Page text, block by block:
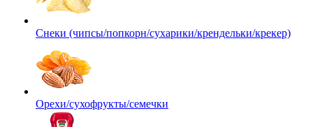
Снеки (чипсы/попкорн/сухарики/крендельки/крекер)
Орехи/сухофрукты/семечки